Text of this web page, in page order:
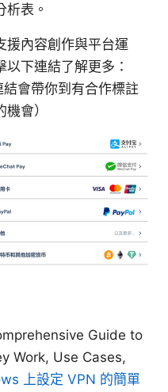
表。
援內容創作與平台運
下連結了解更多：
會帶你到有合作標註
會）
Guide to
Work, Use Cases,
上設定 VPN 的簡單